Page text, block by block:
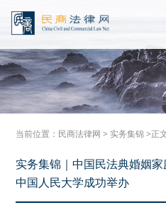
当前位置： 民商法律网 >实务集锦>正
实务集锦｜中国民法典婚姻
中国人民大学成功举办